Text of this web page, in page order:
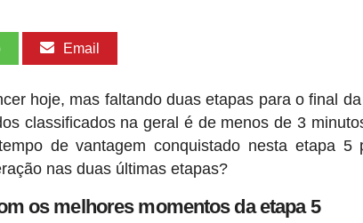
Email
hoje, mas faltando duas etapas para o final
classificados na geral é de menos de 3
de vantagem conquistado nesta etapa 5
nas duas últimas etapas?
os melhores momentos da etapa 5